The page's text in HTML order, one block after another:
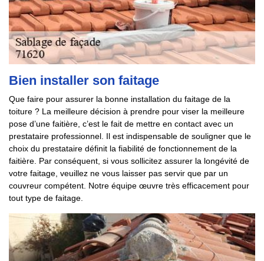
Bien installer son faitage
Que faire pour assurer la bonne installation du faitage de la
toiture ? La meilleure décision à prendre pour viser la meilleure
pose d’une faitière, c’est le fait de mettre en contact avec un
prestataire professionnel. Il est indispensable de souligner que le
choix du prestataire définit la fiabilité de fonctionnement de la
faitière. Par conséquent, si vous sollicitez assurer la longévité de
votre faitage, veuillez ne vous laisser pas servir que par un
couvreur compétent. Notre équipe œuvre très efficacement pour
tout type de faitage.